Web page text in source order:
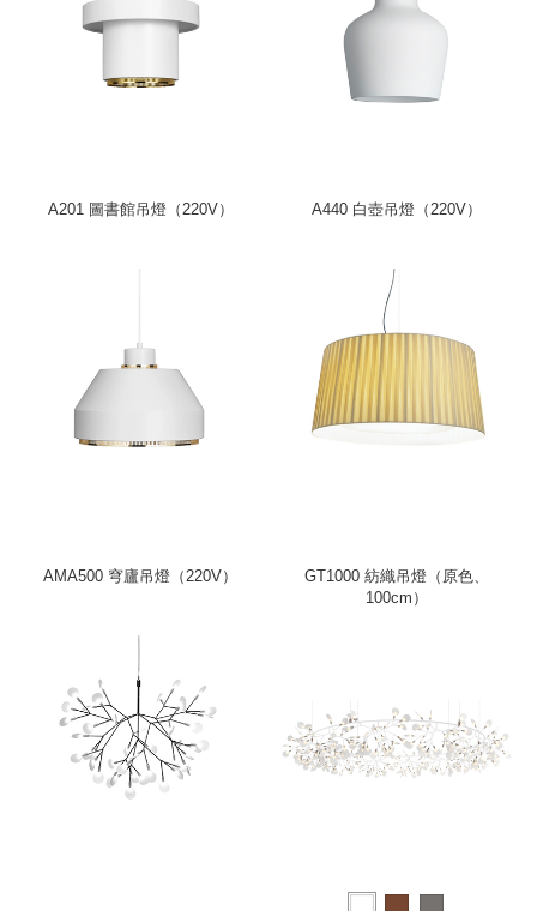
A201 圖書館吊燈（220V） A440 白壺吊燈（220V）
AMA500 穹廬吊燈（220V）
GT1000 紡織吊燈（原色、
100cm）